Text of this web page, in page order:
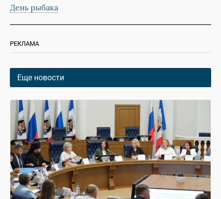
День рыбака
РЕКЛАМА
Еще новости